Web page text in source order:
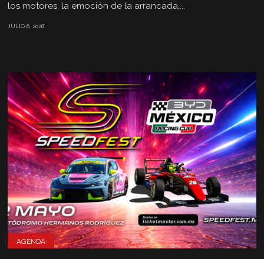
los motores, la emoción de la arrancada,...
JULIO 6, 2026
AGENDA